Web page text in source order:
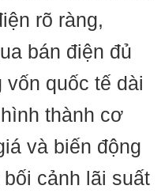
rõ ràng,
bán điện đủ
vốn quốc tế dài
thành cơ
và biến động
cảnh lãi suất